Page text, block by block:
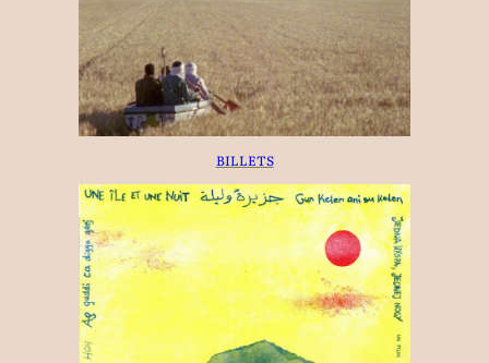
BILLETS